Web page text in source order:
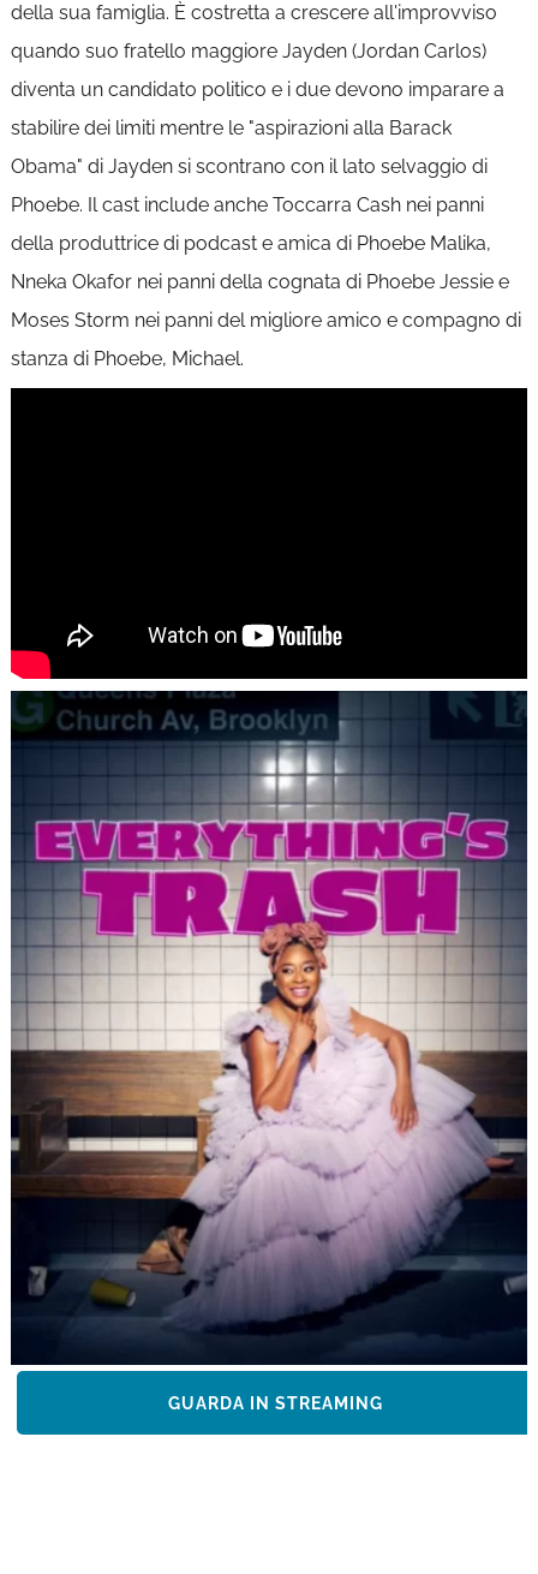
della sua famiglia. È costretta a crescere all'improvviso
quando suo fratello maggiore Jayden (Jordan Carlos)
diventa un candidato politico e i due devono imparare a
stabilire dei limiti mentre le "aspirazioni alla Barack
Obama" di Jayden si scontrano con il lato selvaggio di
Phoebe. Il cast include anche Toccarra Cash nei panni
della produttrice di podcast e amica di Phoebe Malika,
Nneka Okafor nei panni della cognata di Phoebe Jessie e
Moses Storm nei panni del migliore amico e compagno di
stanza di Phoebe, Michael.
GUARDA IN STREAMING